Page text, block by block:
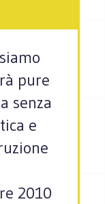
pure
senza
e
2010